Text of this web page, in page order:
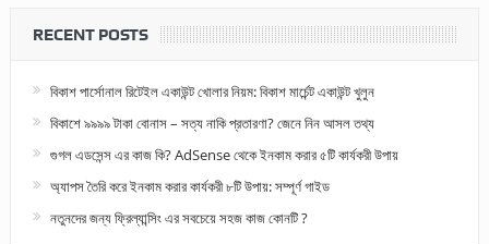
RECENT POSTS
বিকাশ পার্সোনাল রিটেইল একাউন্ট খোলার নিয়ম: বিকাশ মার্চেন্ট একাউন্ট খুলুন
বিকাশে ৯৯৯৯ টাকা বোনাস – সত্য নাকি প্রতারণা? জেনে নিন আসল তথ্য
গুগল এডসেন্স এর কাজ কি? AdSense থেকে ইনকাম করার ৫টি কার্যকরী উপায়
অ্যাপস তৈরি করে ইনকাম করার কার্যকরী ৮টি উপায়: সম্পূর্ণ গাইড
নতুনদের জন্য ফ্রিল্যান্সিং এর সবচেয়ে সহজ কাজ কোনটি ?